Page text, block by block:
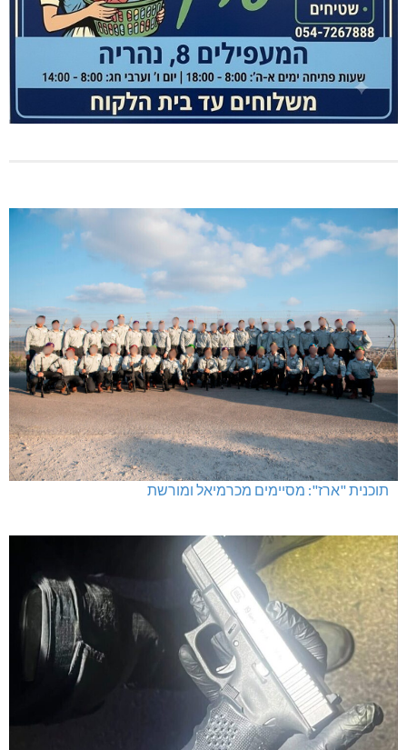
תוכנית "ארז": מסיימים מכרמיאל ומורשת